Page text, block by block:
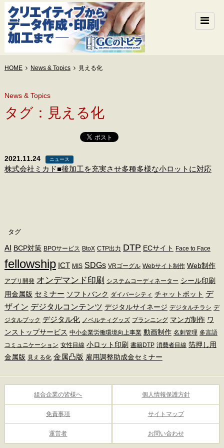
HOME News & Topics 見える化
News & Topics
タグ：見える化
2021.11.24 ニュース
株式会社ミカド■後加工を充実させ多種多様な小ロットに対応
タグ
AI BCP対策 BPOサービス BtoX CTP出力 DTP ECサイト Face to Face
fellowship ICT MIS SDGs VRゴーグル Webサイト制作 Web制作
アプリ開発 オンデマンド印刷 システムコーディネーター シール印刷
用金属版 セミナー ソフトバンク ダイバーシティ チャットボット デ
ザイン デジタルコンテンツ デジタルサイネージ デジタルチラシ デ
ジタルブック デジタル化 ノベルティグッズ プランニング マンガ制作 ワ
ンストップサービス 中小企業労働環境向上事業 動画制作 名刺管理 多言語
コミュニケーション 女性目線 小ロット印刷 書籍DTP 消費者目線 箔押し用
金属版 見える化 金属凸版 雇用調整助成金セミナー
組合企業の皆様へ 個人情報保護方針
免責事項 サイトマップ
運営者 お問い合わせ